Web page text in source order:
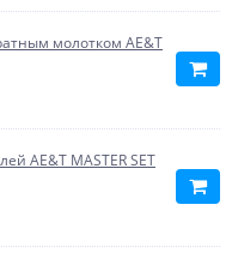
молотком AE&T
AE&T MASTER SET